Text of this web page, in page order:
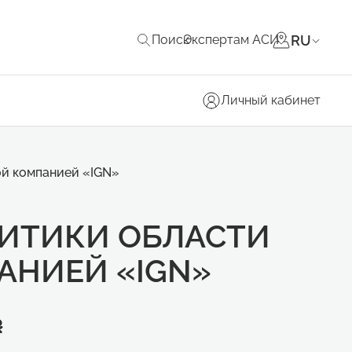
ПоискЭкспертам АСИ RU
Личный кабинет
компанией «IGN»
ОБЛАСТИ
«IGN»